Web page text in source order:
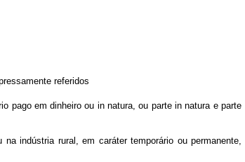
referidos
pago em dinheiro ou in natura, ou parte in natura e parte
indústria rural, em caráter temporário ou permanente,